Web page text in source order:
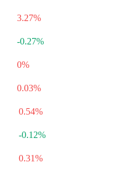
3.27%
-0.27%
0%
0.03%
0.54%
-0.12%
0.31%